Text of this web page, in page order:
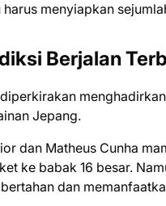
menyiapkan
Berjalan
Jepang.
dan Matheus Cunha
ke babak 16 besar.
dan